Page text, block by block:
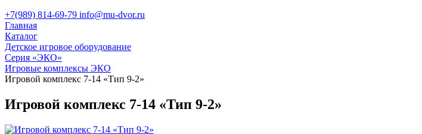
+7(989) 814-69-79 info@mu-dvor.ru
Главная
Каталог
Детское игровое оборудование
Серия «ЭКО»
Игровые комплексы ЭКО
Игровой комплекс 7-14 «Тип 9-2»
Игровой комплекс 7-14 «Тип 9-2»